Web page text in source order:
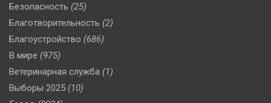
Безопасность (25)
Благотворительность (2)
Благоустройство (686)
В мире (975)
Ветеринарная служба (1)
Выборы 2025 (10)